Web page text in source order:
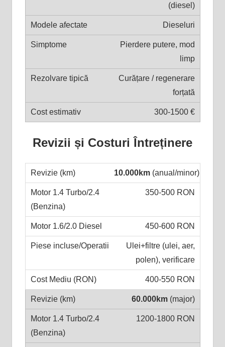
(diesel)
Dieseluri
Pierdere putere, mod
limp
Curățare / regenerare
forțată
300-1500 €
Revizii și Costuri Întreținere
10.000km (anual/minor)
350-500 RON
450-600 RON
Ulei+filtre (ulei, aer,
polen), verificare
400-550 RON
60.000km(major)
1200-1800 RON